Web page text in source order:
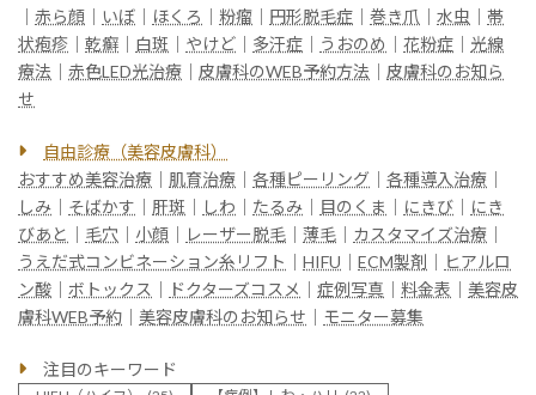
赤ら顔 いぼ ほくろ 粉瘤 円形脱毛症 巻き爪 水虫
帯
状疱疹
乾癬 白斑 やけど 多汗症 うおのめ 花粉症
光線
療法
赤色LED光治療 皮膚科のWEB予約方法
皮膚科のお知ら
せ
自由診療（美容皮膚科）
おすすめ美容治療
肌育治療 各種ピーリング 各種導入治療
しみ
そばかす 肝斑 しわ たるみ 目のくま にきび
にき
びあと
毛穴 小顔 レーザー脱毛 薄毛 カスタマイズ治療
うえだ式コンビネーション糸リフト
HIFU ECM製剤
ヒアルロ
ン酸
ボトックス ドクターズコスメ 症例写真 料金表
美容皮
膚科WEB予約
美容皮膚科のお知らせ モニター募集
注目のキーワード